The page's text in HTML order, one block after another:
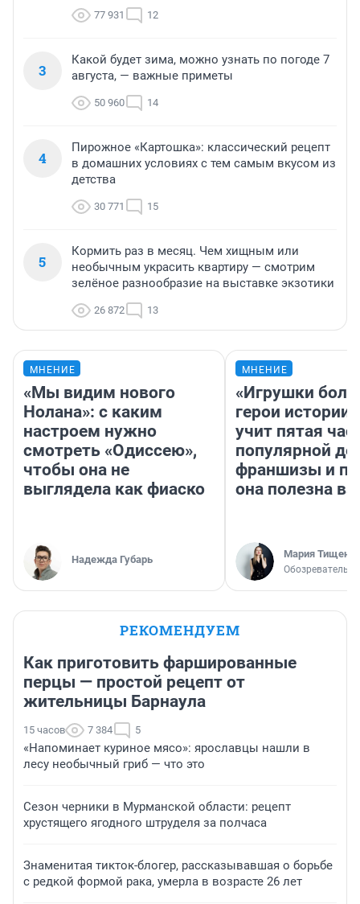
77 931 12
3
Какой будет зима, можно узнать по погоде 7
августа, — важные приметы
50 960 14
4
Пирожное «Картошка»: классический рецепт
в домашних условиях с тем самым вкусом из
детства
30 771 15
5
Кормить раз в месяц. Чем хищным или
необычным украсить квартиру — смотрим
зелёное разнообразие на выставке экзотики
26 872 13
МНЕНИЕ
«Мы видим нового
Нолана»: с каким
настроем нужно
смотреть «Одиссею»,
чтобы она не
выглядела как фиаско
Надежда Губарь
МНЕНИЕ
«Игрушки
герои
учит пятая
популярной
франшизы и
она полезна
Мария Тищенко
Обозреватель
РЕКОМЕНДУЕМ
Как приготовить фаршированные
перцы — простой рецепт от
жительницы Барнаула
15 часов 7 384 5
«Напоминает куриное мясо»: ярославцы нашли в
лесу необычный гриб — что это
Сезон черники в Мурманской области: рецепт
хрустящего ягодного штруделя за полчаса
Знаменитая тикток-блогер, рассказывавшая о борьбе
с редкой формой рака, умерла в возрасте 26 лет